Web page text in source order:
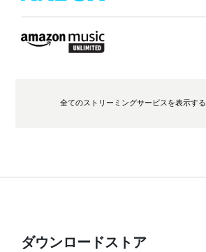
全てのストリーミングサービスを表示する
ダウンロードストア